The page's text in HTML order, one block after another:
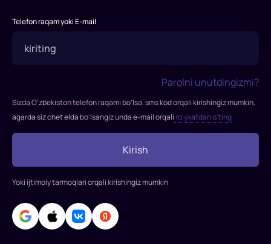
Sobiq
Jeykob
sodir
bo'lgan
talonchilikda
tushganda,
yashiringan
Londonga
qaytishga
Telefon raqam yoki E-mail
Parolni unutdingizmi?
Sizda O’zbekiston telefon raqami bo’lsa. sms kod orqali kirishingiz mumkin,
agarda siz chet elda bo’lsangiz unda e-mail orqali ro’yxatdan o’ting
Kirish
Yoki ijtimoiy tarmoqlari orqali kirishingiz mumkin